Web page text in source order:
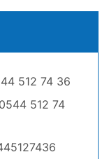
512 74 36
512 74